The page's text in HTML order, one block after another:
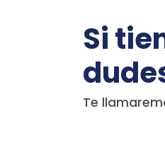
Si
Te